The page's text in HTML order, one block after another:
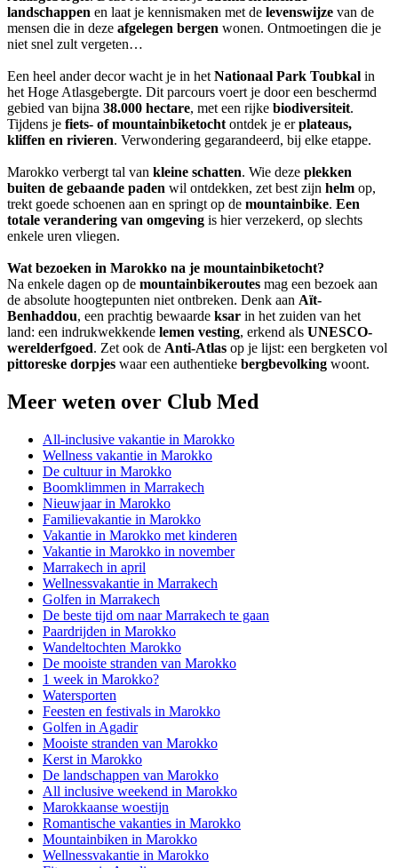
landschappen en laat je kennismaken met de levenswijze van de
mensen die in deze afgelegen bergen wonen. Ontmoetingen die je
niet snel zult vergeten…
Een heel ander decor wacht je in het Nationaal Park Toubkal in
het Hoge Atlasgebergte. Dit parcours voert je door een beschermd
gebied van bijna 38.000 hectare, met een rijke biodiversiteit.
Tijdens je fiets- of mountainbiketocht ontdek je erplateaus,
kliffen en rivieren. Verwondering gegarandeerd, bij elke etappe.
Marokko verbergt tal van kleine schatten. Wie deze plekken
buiten de gebaande paden wil ontdekken, zet best zijn helm op,
trekt goede schoenen aan en springt op de mountainbike. Een
totale verandering van omgeving is hier verzekerd, op slechts
enkele uren vliegen.
Wat bezoeken in Marokko na je mountainbiketocht?
Na enkele dagen op de mountainbikeroutes mag een bezoek aan
de absolute hoogtepunten niet ontbreken. Denk aan Aït-
Benhaddou, een prachtig bewaarde ksar in het zuiden van het
land: een indrukwekkende lemen vesting, erkend als UNESCO-
werelderfgoed. Zet ook de Anti-Atlas op je lijst: een bergketen vol
pittoreske dorpjes waar een authentieke bergbevolking woont.
Meer weten over Club Med
All-inclusive vakantie in Marokko
Wellness vakantie in Marokko
De cultuur in Marokko
Boomklimmen in Marrakech
Nieuwjaar in Marokko
Familievakantie in Marokko
Vakantie in Marokko met kinderen
Vakantie in Marokko in november
Marrakech in april
Wellnessvakantie in Marrakech
Golfen in Marrakech
De beste tijd om naar Marrakech te gaan
Paardrijden in Marokko
Wandeltochten Marokko
De mooiste stranden van Marokko
1 week in Marokko?
Watersporten
Feesten en festivals in Marokko
Golfen in Agadir
Mooiste stranden van Marokko
Kerst in Marokko
De landschappen van Marokko
All inclusive weekend in Marokko
Marokkaanse woestijn
Romantische vakanties in Marokko
Mountainbiken in Marokko
Wellnessvakantie in Marokko